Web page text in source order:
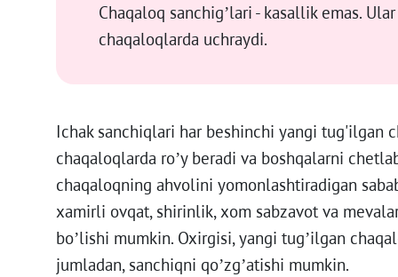
Chaqaloq sanchig’lari - kasallik emas.
chaqaloqlarda uchraydi.
Ichak sanchiqlari har beshinchi yangi tug'ilgan
chaqaloqlarda ro’y beradi va boshqalarni
chaqaloqning ahvolini yomonlashtiradigan
xamirli ovqat, shirinlik, xom sabzavot va
bo’lishi mumkin. Oxirgisi, yangi tug’ilgan
jumladan, sanchiqni qo’zg’atishi mumkin.